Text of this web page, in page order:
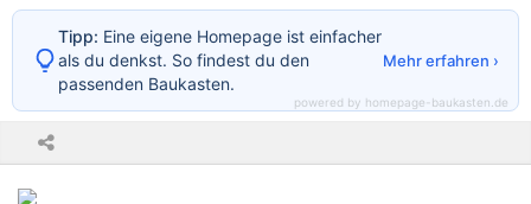
Tipp: Eine eigene Homepage ist einfacher
als du denkst. So findest du den
passenden Baukasten.
Mehr erfahren ›
powered by homepage-baukasten.de